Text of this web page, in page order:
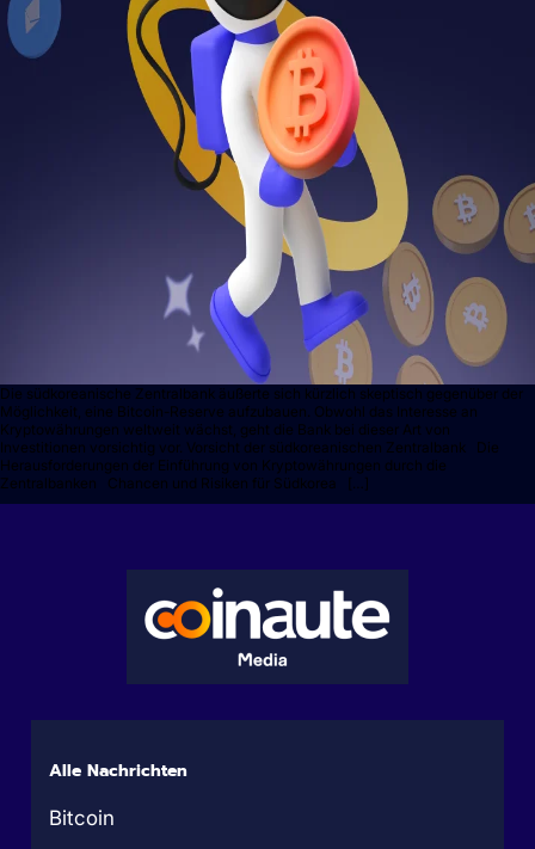
Die südkoreanische Zentralbank äußerte sich kürzlich skeptisch gegenüber der
Möglichkeit, eine Bitcoin-Reserve aufzubauen. Obwohl das Interesse an
Kryptowährungen weltweit wächst, geht die Bank bei dieser Art von
Investitionen vorsichtig vor. Vorsicht der südkoreanischen Zentralbank Die
Herausforderungen der Einführung von Kryptowährungen durch die
Zentralbanken Chancen und Risiken für Südkorea […]
Alle Nachrichten
Bitcoin